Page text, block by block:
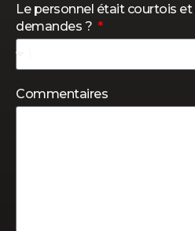
Le personnel était courtois
demandes ?
Commentaires